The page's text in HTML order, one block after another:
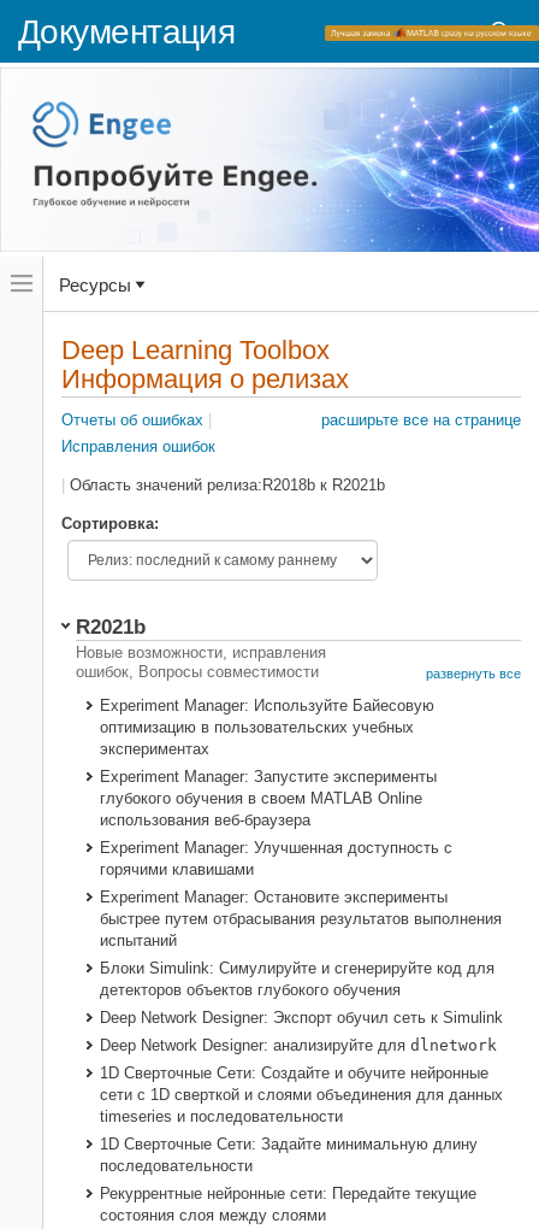
Документация
Переключатель
навигационного
меню
переключатель
навигационного
Информация о релизах
Deep Learning Toolbox
Окончание
релиза
Вопросы совместимости
Несовместимости только
Ресурсы
Deep Learning Toolbox
Информация о релизах
Отчеты об ошибках
Исправления ошибок
расширьте все на странице
Область значений релиза: R2018b к R2021b
Сортировка:
R2021b
Новые возможности, исправления
ошибок, Вопросы совместимости
развернуть все
Experiment Manager: Используйте Байесовую
оптимизацию в пользовательских учебных
экспериментах
Experiment Manager: Запустите эксперименты
глубокого обучения в своем MATLAB Online
использования веб-браузера
Experiment Manager: Улучшенная доступность с
горячими клавишами
Experiment Manager: Остановите эксперименты
быстрее путем отбрасывания результатов выполнения
испытаний
Блоки Simulink: Симулируйте и сгенерируйте код для
детекторов объектов глубокого обучения
Deep Network Designer: Экспорт обучил сеть к Simulink
Deep Network Designer: анализируйте для dlnetwork
1D Сверточные Сети: Создайте и обучите нейронные
сети с 1D сверткой и слоями объединения для данных
timeseries и последовательности
1D Сверточные Сети: Задайте минимальную длину
последовательности
Рекуррентные нейронные сети: Передайте текущие
состояния слоя между слоями